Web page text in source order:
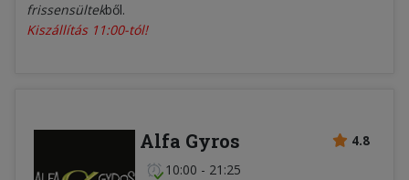
frissensültekből.
Kiszállítás 11:00-tól!
4.8
Alfa Gyros
10:00 - 21:25